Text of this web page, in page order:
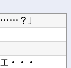
……？」
・・・